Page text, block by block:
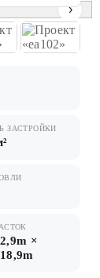
›
ЗАСТРОЙКИ
×